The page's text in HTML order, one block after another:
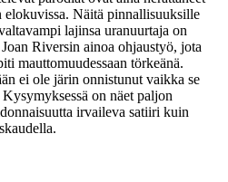
Näitä pinnallisuuksille
lajinsa uranuurtaja on
Joan Riversin ainoa ohjaustyö, jota
mauttomuudessaan törkeänä.
ei ole järin onnistunut vaikka se
on näet paljon
irvaileva satiiri kuin